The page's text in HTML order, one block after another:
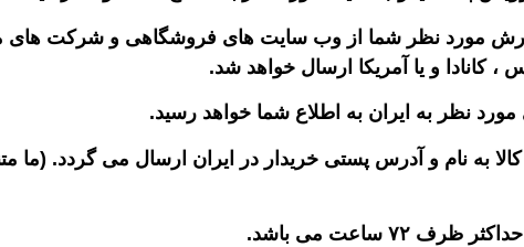
مورد نظر شما از وب سایت های فروشگاهی و شرکت های
، کانادا و یا آمریکا ارسال خواهد شد.
نظر به ایران به اطلاع شما خواهد رسید.
به نام و آدرس پستی خریدار در ایران ارسال می گردد. (ما
ساعت می باشد.